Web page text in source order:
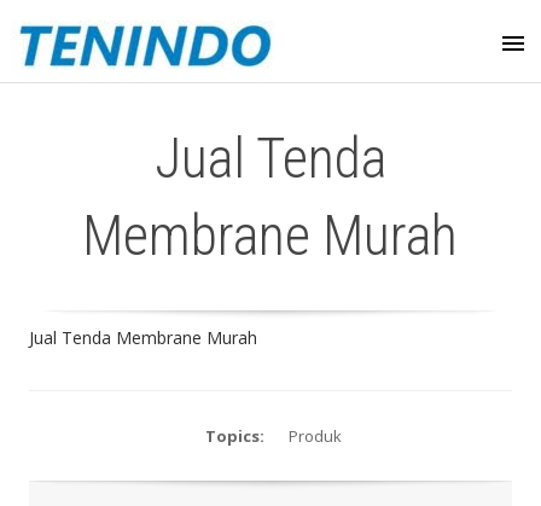
Jual Tenda
Membrane Murah
Jual Tenda Membrane Murah
Topics: Produk